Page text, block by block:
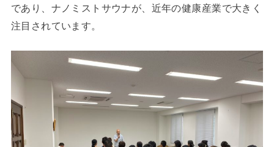
であり、ナノミストサウナが、近年の健康産業で大きく
注目されています。